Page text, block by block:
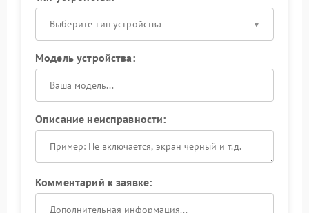
Выберите тип устройства
Модель устройства:
Описание неисправности:
Комментарий к заявке: